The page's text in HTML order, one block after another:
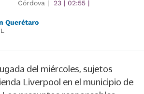
Córdova |
23 | 02:55 |
Querétaro
del miércoles, sujetos
Liverpool en el municipio de